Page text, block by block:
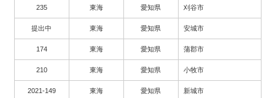
235 東海 愛知県 刈谷市
提出中 東海 愛知県 安城市
174 東海 愛知県 蒲郡市
210 東海 愛知県 小牧市
2021-149 東海 愛知県 新城市